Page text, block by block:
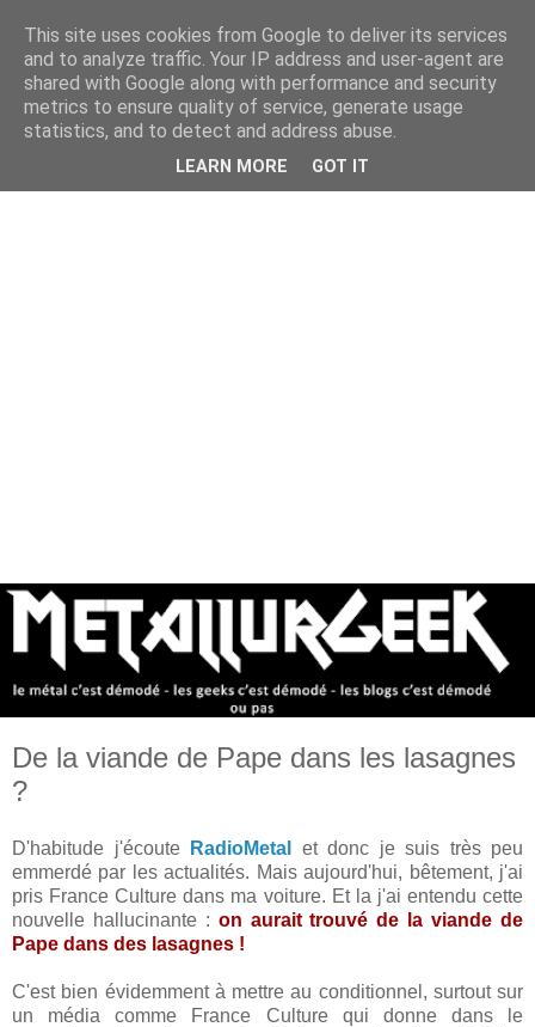
De la viande de Pape dans les lasagnes
?
D'habitude j'écoute RadioMetal
et donc je suis très peu
emmerdé par les actualités. Mais aujourd'hui, bêtement, j'ai
pris France Culture dans ma voiture. Et la j'ai entendu cette
nouvelle hallucinante : on aurait trouvé de la viande de
Pape dans des lasagnes !
C'est bien évidemment à mettre au conditionnel, surtout sur
un média comme France Culture qui donne dans le
This site uses cookies from Google to deliver its services
and to analyze traffic. Your IP address and user-agent are
shared with Google along with performance and security
metrics to ensure quality of service, generate usage
statistics, and to detect and address abuse.
LEARN MORE GOT IT